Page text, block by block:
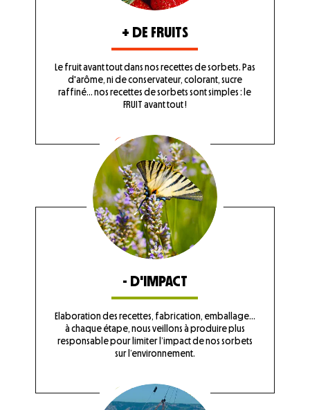
+ DE FRUITS
Le fruit avant tout dans nos recettes de sorbets. Pas
d'arôme, ni de conservateur, colorant, sucre
raffiné... nos recettes de sorbets sont simples : le
FRUIT avant tout !
En savoir plus
- D'IMPACT
Elaboration des recettes, fabrication, emballage…
à chaque étape, nous veillons à produire plus
responsable pour limiter l’impact de nos sorbets
sur l’environnement.
En savoir plus